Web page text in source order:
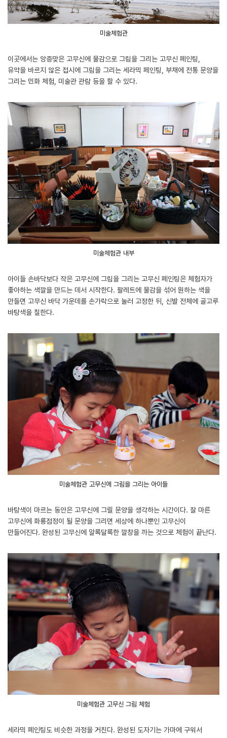
미술체험관
이곳에서는 앙증맞은 고무신에 물감으로 그림을 그리는 고무신 페인팅,
유약을 바르지 않은 접시에 그림을 그리는 세라믹 페인팅, 부채에 전통 문양을
그리는 민화 체험, 미술관 관람 등을 할 수 있다.
미술체험관 내부
아이들 손바닥보다 작은 고무신에 그림을 그리는 고무신 페인팅은 체험자가
좋아하는 색깔을 만드는 데서 시작한다. 팔레트에 물감을 섞어 원하는 색을
만들면 고무신 바닥 가운데를 손가락으로 눌러 고정한 뒤, 신발 전체에 골고루
바탕색을 칠한다.
미술체험관 고무신에 그림을 그리는 아이들
바탕색이 마르는 동안은 고무신에 그릴 문양을 생각하는 시간이다. 잘 마른
고무신에 화룡점정이 될 문양을 그리면 세상에 하나뿐인 고무신이
만들어진다. 완성된 고무신에 알록달록한 깔창을 까는 것으로 체험이 끝난다.
미술체험관 고무신 그림 체험
세라믹 페인팅도 비슷한 과정을 거친다. 완성된 도자기는 가마에 구워서